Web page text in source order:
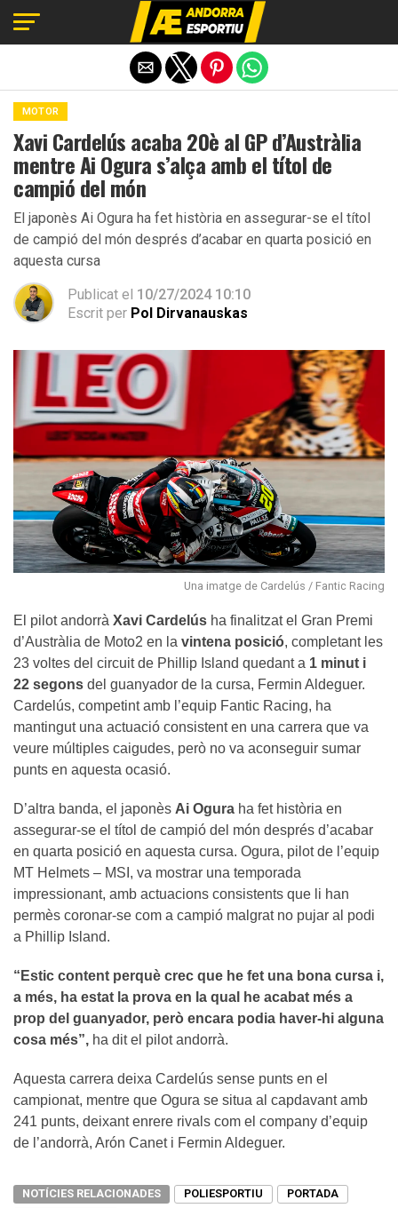
MOTOR
Xavi Cardelús acaba 20è al GP d’Austràlia
mentre Ai Ogura s’alça amb el títol de
campió del món
El japonès Ai Ogura ha fet història en assegurar-se el títol
de campió del món després d’acabar en quarta posició en
aquesta cursa
Publicat el 10/27/2024 10:10
Escrit per Pol Dirvanauskas
Una imatge de Cardelús / Fantic Racing
El pilot andorrà Xavi Cardelús ha finalitzat el Gran Premi
d’Austràlia de Moto2 en la vintena posició, completant les
23 voltes del circuit de Phillip Island quedant a 1 minut i
22 segons del guanyador de la cursa, Fermin Aldeguer.
Cardelús, competint amb l’equip Fantic Racing, ha
mantingut una actuació consistent en una carrera que va
veure múltiples caigudes, però no va aconseguir sumar
punts en aquesta ocasió.
D’altra banda, el japonès Ai Ogura ha fet història en
assegurar-se el títol de campió del món després d’acabar
en quarta posició en aquesta cursa. Ogura, pilot de l’equip
MT Helmets – MSI, va mostrar una temporada
impressionant, amb actuacions consistents que li han
permès coronar-se com a campió malgrat no pujar al podi
a Phillip Island.
“Estic content perquè crec que he fet una bona cursa i,
a més, ha estat la prova en la qual he acabat més a
prop del guanyador, però encara podia haver-hi alguna
cosa més”, ha dit el pilot andorrà.
Aquesta carrera deixa Cardelús sense punts en el
campionat, mentre que Ogura se situa al capdavant amb
241 punts, deixant enrere rivals com el company d’equip
de l’andorrà, Arón Canet i Fermin Aldeguer.
NOTÍCIES RELACIONADES POLIESPORTIU
PORTADA
Exit mobile version